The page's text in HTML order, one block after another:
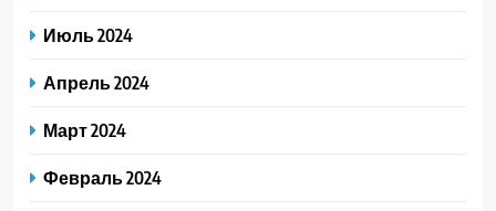
Июль 2024
Апрель 2024
Март 2024
Февраль 2024